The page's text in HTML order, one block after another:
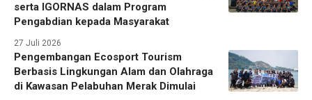
serta IGORNAS dalam Program
Pengabdian kepada Masyarakat
27 Juli 2026
Pengembangan Ecosport Tourism
Berbasis Lingkungan Alam dan Olahraga
di Kawasan Pelabuhan Merak Dimulai